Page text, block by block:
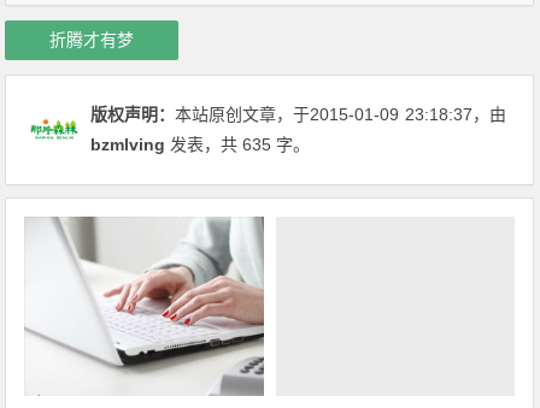
折腾才有梦
版权声明：本站原创文章，于2015-01-09 23:18:37，由
bzmlving 发表，共 635 字。